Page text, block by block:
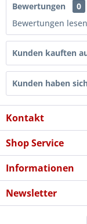
Bewertungen
0
Bewertungen
Kunden kauften
Kunden haben
Kontakt
Shop Service
Informationen
Newsletter